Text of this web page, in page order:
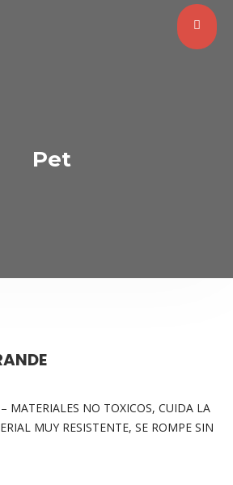
Pet
MATERIALES NO TOXICOS, CUIDA LA
MUY RESISTENTE, SE ROMPE SIN